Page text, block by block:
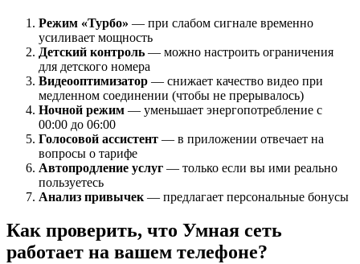
Режим «Турбо» — при слабом сигнале временно
усиливает мощность
Детский контроль — можно настроить ограничения
для детского номера
Видеооптимизатор — снижает качество видео при
медленном соединении (чтобы не прерывалось)
Ночной режим — уменьшает энергопотребление с
00:00 до 06:00
Голосовой ассистент — в приложении отвечает на
вопросы о тарифе
Автопродление услуг — только если вы ими реально
пользуетесь
Анализ привычек — предлагает персональные бонусы
Как проверить, что Умная сеть
работает на вашем телефоне?